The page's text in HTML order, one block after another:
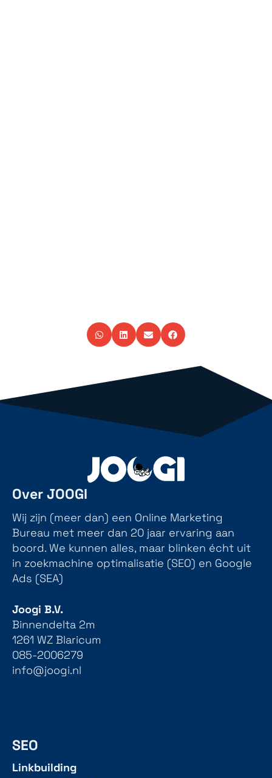
Over JOOGI
Wij zijn (meer dan) een Online Marketing
Bureau met meer dan 20 jaar ervaring aan
boord. We kunnen alles, maar blinken écht uit
in zoekmachine optimalisatie (SEO) en Google
Ads (SEA)
Joogi B.V.
Binnendelta 2m
1261 WZ Blaricum
085-2006279
info@joogi.nl
SEO
Linkbuilding